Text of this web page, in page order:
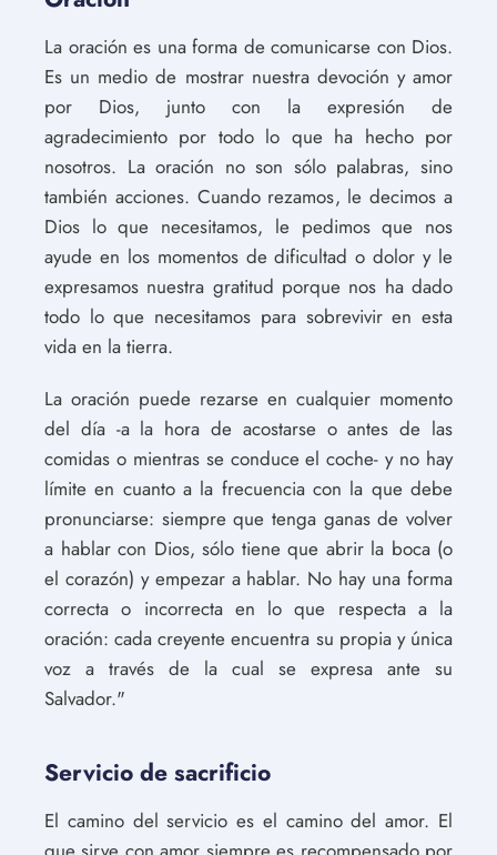
La oración es una forma de comunicarse con Dios.
Es un medio de mostrar nuestra devoción y amor
por Dios, junto con la expresión de
agradecimiento por todo lo que ha hecho por
nosotros. La oración no son sólo palabras, sino
también acciones. Cuando rezamos, le decimos a
Dios lo que necesitamos, le pedimos que nos
ayude en los momentos de dificultad o dolor y le
expresamos nuestra gratitud porque nos ha dado
todo lo que necesitamos para sobrevivir en esta
vida en la tierra.
La oración puede rezarse en cualquier momento
del día -a la hora de acostarse o antes de las
comidas o mientras se conduce el coche- y no hay
límite en cuanto a la frecuencia con la que debe
pronunciarse: siempre que tenga ganas de volver
a hablar con Dios, sólo tiene que abrir la boca (o
el corazón) y empezar a hablar. No hay una forma
correcta o incorrecta en lo que respecta a la
oración: cada creyente encuentra su propia y única
voz a través de la cual se expresa ante su
Salvador."
Servicio de sacrificio
El camino del servicio es el camino del amor. El